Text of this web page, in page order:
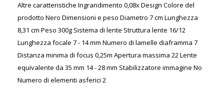
Altre caratteristiche Ingrandimento 0,08x Design Colore del
prodotto Nero Dimensioni e peso Diametro 7 cm Lunghezza
8,31 cm Peso 300g Sistema di lente Struttura lente 16/12
Lunghezza focale 7 - 14 mm Numero di lamelle diaframma 7
Distanza minima di focus 0,25m Apertura massima 22 Lente
equivalente da 35 mm 14 - 28 mm Stabilizzatore immagine No
Numero di elementi asferici 2